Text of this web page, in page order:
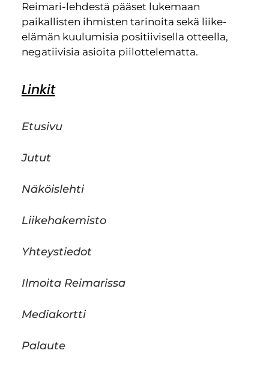
Reimari-lehdestä pääset lukemaan
paikallisten ihmisten tarinoita sekä liike-
elämän kuulumisia positiivisella otteella,
negatiivisia asioita piilottelematta.
Linkit
Etusivu
Jutut
Näköislehti
Liikehakemisto
Yhteystiedot
Ilmoita Reimarissa
Mediakortti
Palaute